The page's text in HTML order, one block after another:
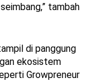
tambah
di panggung
ekosistem
Growpreneur